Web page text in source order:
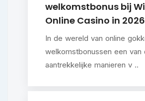
welkomstbonus bij
Online Casino in 2026
In de wereld van online
welkomstbonussen een van
aantrekkelijke manieren v ..